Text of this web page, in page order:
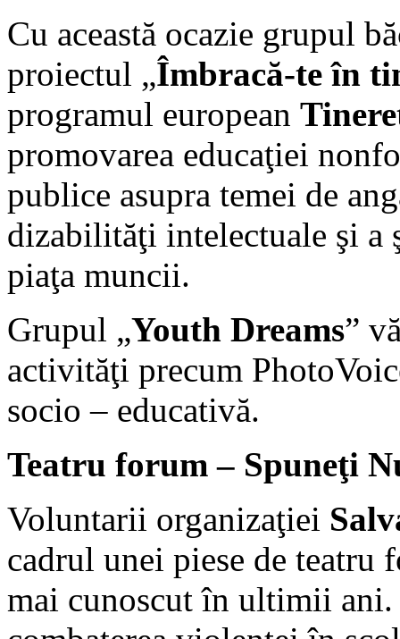
Cu această ocazie grupul
proiectul „Îmbracă-te în
programul european
promovarea educaţiei
publice asupra temei de
dizabilităţi intelectuale şi a
piaţa muncii.
Grupul „Youth Dreams”
activităţi precum
socio – educativă.
Teatru forum – Spuneţi
Voluntarii organizaţiei
cadrul unei piese de teatru
mai cunoscut în ultimii ani.